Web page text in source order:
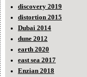
discovery 2019
distortion 2015
Dubai 2014
dune 2012
earth 2020
east sea 2017
Enzian 2018